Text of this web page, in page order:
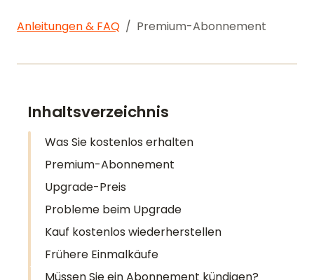
Anleitungen & FAQ Premium-Abonnement
Inhaltsverzeichnis
Was Sie kostenlos erhalten
Premium-Abonnement
Upgrade-Preis
Probleme beim Upgrade
Kauf kostenlos wiederherstellen
Frühere Einmalkäufe